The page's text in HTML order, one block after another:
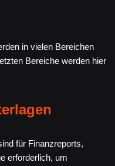
in vielen Bereichen
Bereiche werden hier
für Finanzreports,
erforderlich, um